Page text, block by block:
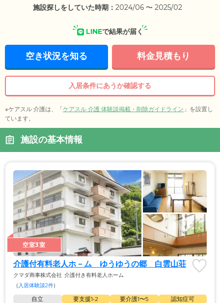
施設探しをしていた時期： 2024/06 〜 2025/02
LINEで結果が届く
空き状況を知る 料金見積もり
入居条件にあうか確認する
※ケアスル 介護は、「ケアスル 介護 体験談掲載・削除ガイドライン 」を設置し
ています。
施設の基本情報
空室3室
介護付有料老人ホ－ム　ゆうゆうの郷　白雲山荘
クマダ商事株式会社 介護付き有料老人ホーム
(入居体験談2件)
自立 要支援1•2 要介護1〜5
認知症可